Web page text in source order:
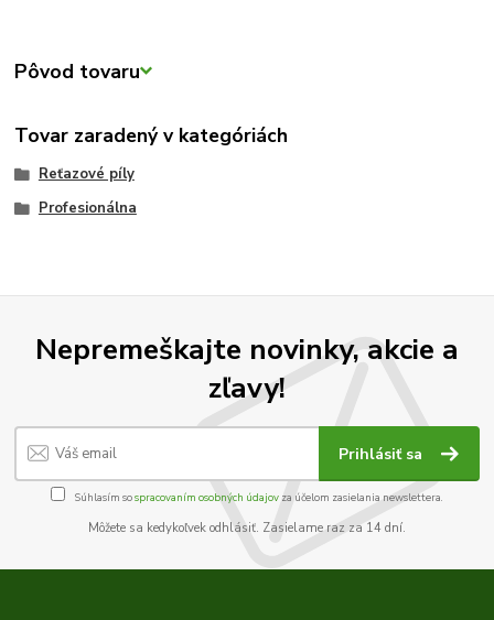
Pôvod tovaru
Tovar zaradený v kategóriách
Reťazové píly
Profesionálna
Nepremeškajte novinky, akcie a
zľavy!
Prihlásiť sa
Súhlasím sospracovaním osobných údajov za účelom zasielania newslettera.
Môžete sa kedykoľvek odhlásiť. Zasielame raz za 14 dní.